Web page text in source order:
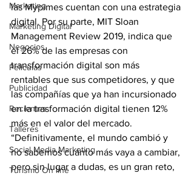
Marketing
Marketing Digital
Negocios
Películas
Publicidad
Recientes
Talleres
Social Media Marketing
Turismo On line
las Mypimes cuentan con una estrategia
digital. Por su parte, MIT Sloan
Management Review 2019, indica que
el 26% de las empresas con
transformación digital son más
rentables que sus competidores, y que
las compañías que ya han incursionado
en la trasformación digital tienen 12%
más en el valor del mercado.
“Definitivamente, el mundo cambió y
no sabemos cuánto más vaya a cambiar,
pero sin lugar a dudas, es un gran reto,